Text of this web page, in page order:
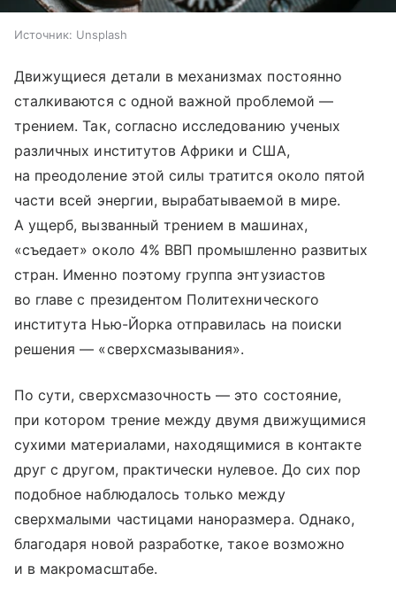
Источник: Unsplash
Движущиеся детали в механизмах постоянно
сталкиваются с одной важной проблемой —
трением. Так, согласно исследованию ученых
различных институтов Африки и США,
на преодоление этой силы тратится около пятой
части всей энергии, вырабатываемой в мире.
А ущерб, вызванный трением в машинах,
«съедает» около 4% ВВП промышленно развитых
стран. Именно поэтому группа энтузиастов
во главе с президентом Политехнического
института Нью-Йорка отправилась на поиски
решения — «сверхсмазывания».
По сути, сверхсмазочность — это состояние,
при котором трение между двумя движущимися
сухими материалами, находящимися в контакте
друг с другом, практически нулевое. До сих пор
подобное наблюдалось только между
сверхмалыми частицами наноразмера. Однако,
благодаря новой разработке, такое возможно
и в макромасштабе.